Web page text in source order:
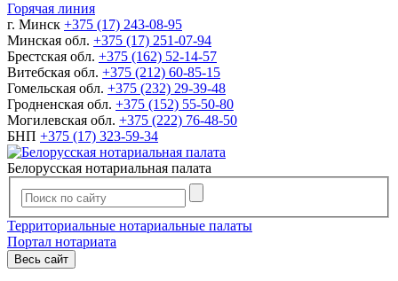
Горячая линия
г. Минск +375 (17) 243-08-95
Минская обл. +375 (17) 251-07-94
Брестская обл. +375 (162) 52-14-57
Витебская обл. +375 (212) 60-85-15
Гомельская обл. +375 (232) 29-39-48
Гродненская обл. +375 (152) 55-50-80
Могилевская обл. +375 (222) 76-48-50
БНП +375 (17) 323-59-34
Белорусская нотариальная палата
Территориальные нотариальные палаты
Портал нотариата
Весь сайт